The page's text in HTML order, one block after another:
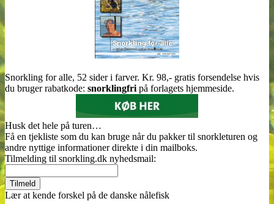
Snorkling for alle, 52 sider i farver. Kr. 98,- gratis forsendelse hvis
du bruger rabatkode: snorklingfri på forlagets hjemmeside.
Husk det hele på turen…
Få en tjekliste som du kan bruge når du pakker til snorkleturen og
andre nyttige informationer direkte i din mailboks.
Tilmelding til snorkling.dk nyhedsmail:
Lær at kende forskel på de danske nålefisk